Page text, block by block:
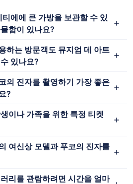
에에 큰 가방을 보관할 수 있
함이 있나요?
하는 방문객도 뮤지엄 데 아트
있나요?
의 진자를 촬영하기 가장 좋은
?
이나 가족을 위한 특정 티켓
여신상 모델과 푸코의 진자를
리를 관람하려면 시간을 얼마